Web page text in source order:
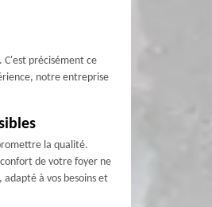
précisément ce
notre entreprise
la qualité.
de votre foyer ne
à vos besoins et